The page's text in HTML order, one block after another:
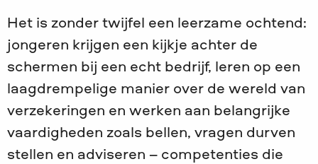
Het is zonder twijfel een leerzame ochtend:
jongeren krijgen een kijkje achter de
schermen bij een echt bedrijf, leren op een
laagdrempelige manier over de wereld van
verzekeringen en werken aan belangrijke
vaardigheden zoals bellen, vragen durven
stellen en adviseren – competenties die